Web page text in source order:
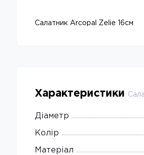
Салатник Arcopal Zelie 16см
Характеристики
Діаметр
Колір
Матеріал